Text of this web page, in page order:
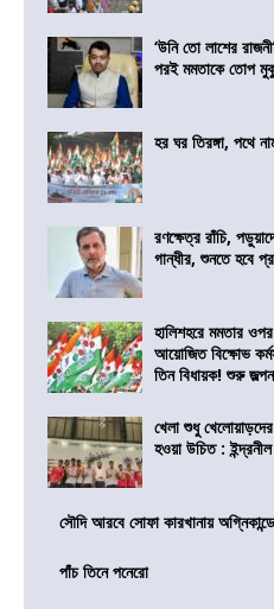
‘উনি তো লাশের
পরই মমতাকে তোপ
হর ঘর তিরঙ্গা, পথে
রণক্ষেত্র রাঁচি,
গান্ধীর, শুনতে হবে
হালিশহরে মমতার
আয়োজিত বিক্ষোভ
তিন বিধায়ক! শুরু
খেলা শুধু
হওয়া উচিত :
সৌদি আরবে সোফা কারখানায়
পাঁচ তিনে পনেরো